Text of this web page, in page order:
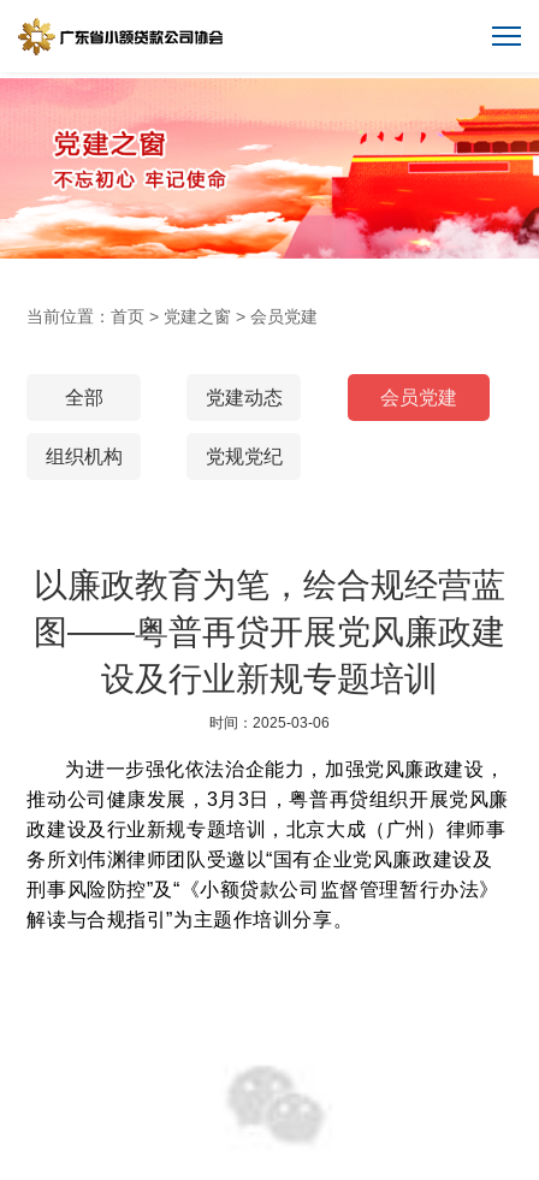
当前位置：首页 > 党建之窗 >会员党建
全部 党建动态 会员党建
组织机构 党规党纪
以廉政教育为笔，绘合规经营蓝
图——粤普再贷开展党风廉政建
设及行业新规专题培训
时间：2025-03-06
为进一步强化依法治企能力，加强党风廉政建设，
推动公司健康发展，3月3日，粤普再贷组织开展党风廉
政建设及行业新规专题培训，北京大成（广州）律师事
务所刘伟渊律师团队受邀以“国有企业党风廉政建设及
刑事风险防控”及“《小额贷款公司监督管理暂行办法》
解读与合规指引”为主题作培训分享。